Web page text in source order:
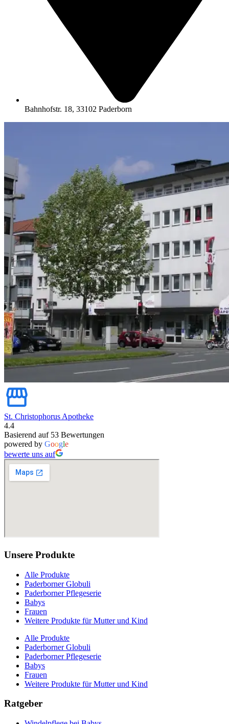
Bahnhofstr. 18, 33102 Paderborn
St. Christophorus Apotheke
4.4
Basierend auf 53 Bewertungen
powered by Google
bewerte uns auf
Unsere Produkte
Alle Produkte
Paderborner Globuli
Paderborner Pflegeserie
Babys
Frauen
Weitere Produkte für Mutter und Kind
Alle Produkte
Paderborner Globuli
Paderborner Pflegeserie
Babys
Frauen
Weitere Produkte für Mutter und Kind
Ratgeber